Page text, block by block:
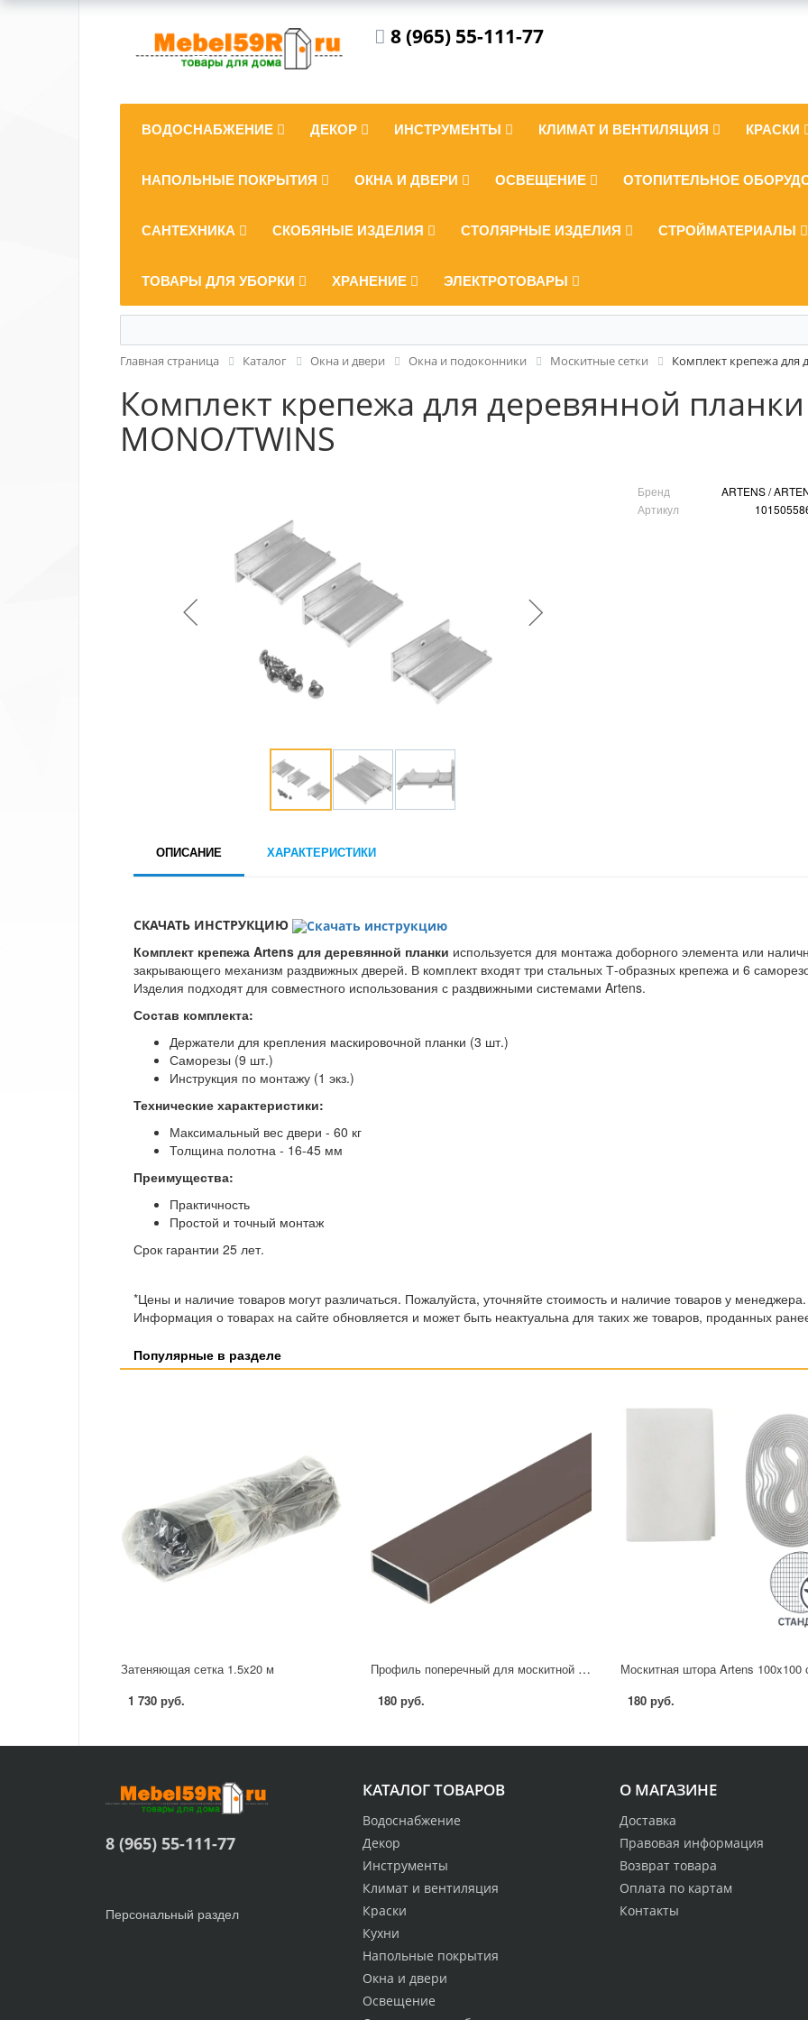
8 (965) 55-111-77
ВОДОСНАБЖЕНИЕ ДЕКОР ИНСТРУМЕНТЫ КЛИМАТ И ВЕНТИЛЯЦИЯ КРАСКИ
НАПОЛЬНЫЕ ПОКРЫТИЯ ОКНА И ДВЕРИ ОСВЕЩЕНИЕ ОТОПИТЕЛЬНОЕ
САНТЕХНИКА СКОБЯНЫЕ ИЗДЕЛИЯ СТОЛЯРНЫЕ ИЗДЕЛИЯ СТРОЙМАТЕРИАЛЫ
ТОВАРЫ ДЛЯ УБОРКИ ХРАНЕНИЕ ЭЛЕКТРОТОВАРЫ
Главная страница Каталог Окна и двери Окна и подоконники Москитные сетки Комплект крепежа для
Комплект крепежа для деревянной
MONO/TWINS
Бренд
ARTENS /
Артикул
ОПИСАНИЕ ХАРАКТЕРИСТИКИ
СКАЧАТЬ ИНСТРУКЦИЮ
Комплект крепежа Artens для деревянной планки используется для монтажа доборного элемента или
закрывающего механизм раздвижных дверей. В комплект входят три стальных Т-образных крепежа и 6
Изделия подходят для совместного использования с раздвижными системами Artens.
Состав комплекта:
Держатели для крепления маскировочной планки (3 шт.)
Саморезы (9 шт.)
Инструкция по монтажу (1 экз.)
Технические характеристики:
Максимальный вес двери - 60 кг
Толщина полотна - 16-45 мм
Преимущества:
Практичность
Простой и точный монтаж
Срок гарантии 25 лет.
*Цены и наличие товаров могут различаться. Пожалуйста, уточняйте стоимость и наличие товаров у менеджера.
Информация о товарах на сайте обновляется и может быть неактуальна для таких же товаров, проданных
Популярные в разделе
Затеняющая сетка 1.5x20 м
1 730 руб.
Профиль поперечный для москитной сетки ПВХ 2.5x90 см коричневый
180 руб. 180 руб.
О МАГАЗИНЕ
Доставка
Правовая информация
Возврат товара
Оплата по картам
Контакты
КАТАЛОГ ТОВАРОВ
Водоснабжение
Декор
Инструменты
Климат и вентиляция
Краски
Кухни
Напольные покрытия
Окна и двери
Освещение
8 (965) 55-111-77
Персональный раздел